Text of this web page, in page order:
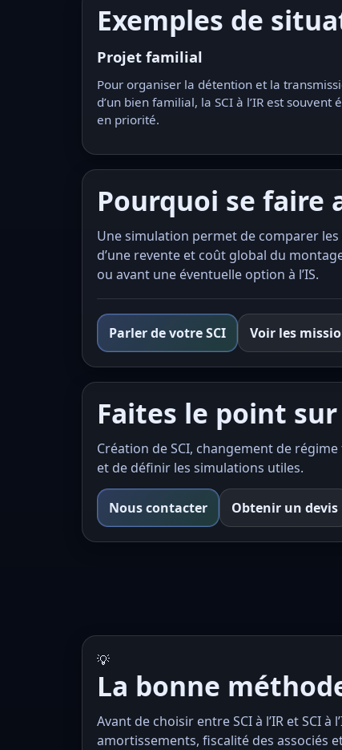
Exemples de
Projet familial
Pour organiser la détention et la
d’un bien familial, la SCI à l’IR est souvent
en priorité.
Pourquoi se faire
Une simulation permet de comparer
d’une revente et coût global du
ou avant une éventuelle option à l’IS.
Parler de votre SCI Voir les
Faites le point
Création de SCI, changement de
et de définir les simulations utiles.
Nous contacter Obtenir un devis
💡
La bonne
Avant de choisir entre SCI à l’IR et SCI
amortissements, fiscalité des associés